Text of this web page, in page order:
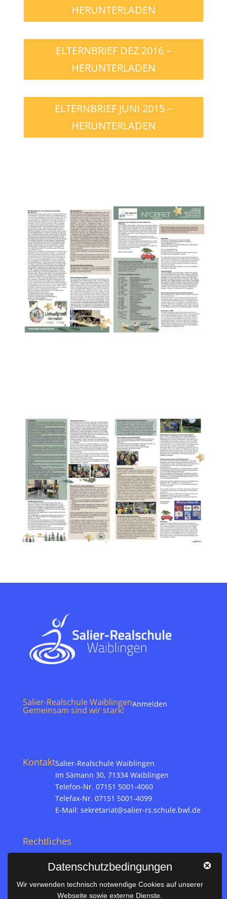
HERUNTERLADEN
ELTERNBRIEF DEZ 2016 –
HERUNTERLADEN
ELTERNBRIEF JUNI 2015 –
HERUNTERLADEN
Salier-Realschule Waiblingen
Gemeinsam sind wir stark!
Anmelden
KontaktSalier-Realschule Waiblingen
Im Sämann 30, 71334 Waiblingen
Telefon-Nr. 07151 5001-4060
Telefax-Nr. 07151 5001-4099
E-Mail: sekretariat@salier-rs.schule.bwl.de
Rechtliches
Datenschutz
Datenschutzbedingungen
Wir verwenden technisch notwendige Cookies auf unserer
Webseite sowie externe Dienste.